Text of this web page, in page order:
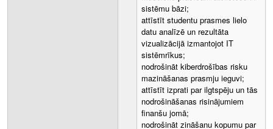
sistēmu bāzi;
attīstīt studentu prasmes lielo
datu analīzē un rezultāta
vizualizācijā izmantojot IT
sistēmrīkus;
nodrošināt kiberdrošības risku
mazināšanas prasmju ieguvi;
attīstīt izprati par ilgtspēju un tās
nodrošināšanas risinājumiem
finanšu jomā;
nodrošināt zināšanu kopumu par